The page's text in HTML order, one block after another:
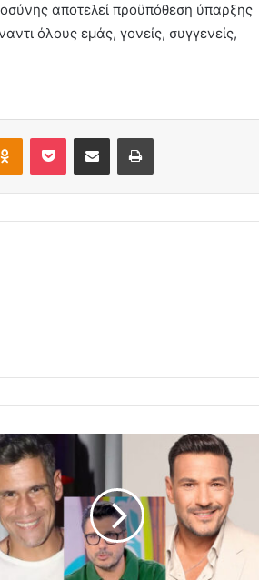
αποτελεί προϋπόθεση ύπαρξης
όλους εμάς, γονείς, συγγενείς,
Odnoklassniki
Pocket Share via Email Print